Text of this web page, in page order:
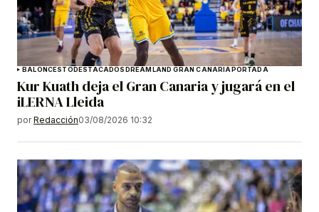
BALONCESTODESTACADOSDREAMLAND GRAN CANARIAPORTADA
Kur Kuath deja el Gran Canaria y jugará en el
iLERNA Lleida
por Redacción03/08/2026 10:32